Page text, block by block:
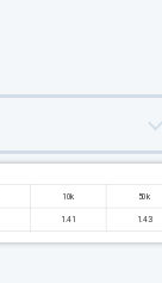
10k 50k
1.41 1.43